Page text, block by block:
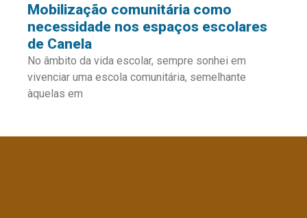
Mobilização comunitária como
necessidade nos espaços escolares
de Canela
No âmbito da vida escolar, sempre sonhei em
vivenciar uma escola comunitária, semelhante
àquelas em